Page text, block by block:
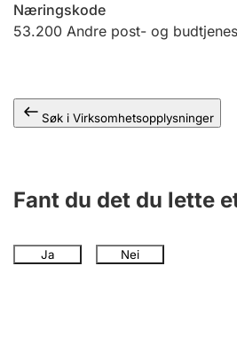
Offentlig sektor
Næringskode
53.200 Andre post- og
Søk i Virksomhetsopplysninger
Fant du det du lette
Ja Nei